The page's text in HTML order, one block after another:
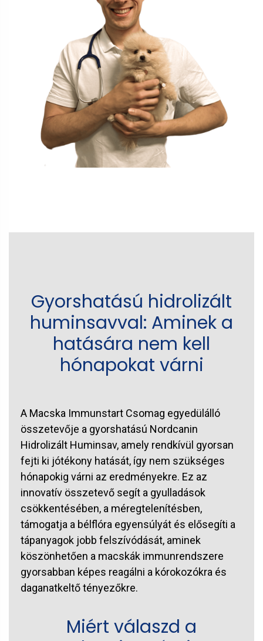
Gyorshatású hidrolizált
huminsavval: Aminek a
hatására nem kell
hónapokat várni
A Macska Immunstart Csomag egyedülálló
összetevője a gyorshatású Nordcanin
Hidrolizált Huminsav, amely rendkívül gyorsan
fejti ki jótékony hatását, így nem szükséges
hónapokig várni az eredményekre. Ez az
innovatív összetevő segít a gyulladások
csökkentésében, a méregtelenítésben,
támogatja a bélflóra egyensúlyát és elősegíti a
tápanyagok jobb felszívódását, aminek
köszönhetően a macskák immunrendszere
gyorsabban képes reagálni a kórokozókra és
daganatkeltő tényezőkre.
Miért válaszd a